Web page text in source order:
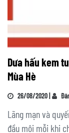
Dưa hấu kem
Mùa Hè
26/08/2020 |
Lãng mạn và
đầu môi mỗi khi